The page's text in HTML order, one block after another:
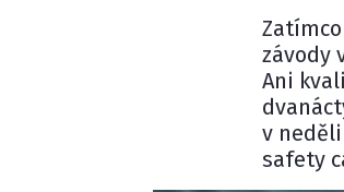
závody
Ani
v
safety